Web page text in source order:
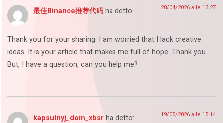
最佳Binance推荐代码 ha detto: 28/04/2026 alle 13:27
Thank you for your sharing. I am worried that I lack creative
ideas. It is your article that makes me full of hope. Thank you.
But, I have a question, can you help me?
kapsulnyj_dom_xbsr ha detto: 19/05/2026 alle 15:14